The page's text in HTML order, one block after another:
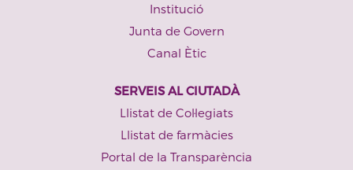
Institució
Junta de Govern
Canal Ètic
SERVEIS AL CIUTADÀ
Llistat de Col·legiats
Llistat de farmàcies
Portal de la Transparència